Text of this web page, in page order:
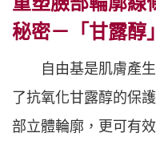
秘密－「甘露醇」
自由基是肌膚產生
了抗氧化甘露醇的保
部立體輪廓，更可有